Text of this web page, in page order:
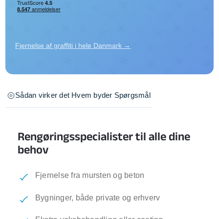
Fjernelse af graffiti i hele Danmark →
Sådan virker det Hvem byder Spørgsmål
Rengøringsspecialister til alle dine
behov
Fjernelse fra mursten og beton
Bygninger, både private og erhverv